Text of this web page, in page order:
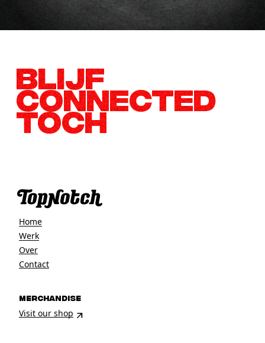
BLIJF
CONNECTED
TOCH
Home
Werk
Over
Contact
MERCHANDISE
Visit our shop